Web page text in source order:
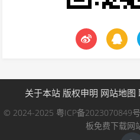
关于本站 版权申明 网站地图
© 2024-2025 粤ICP备2023070849号
板免费下载网